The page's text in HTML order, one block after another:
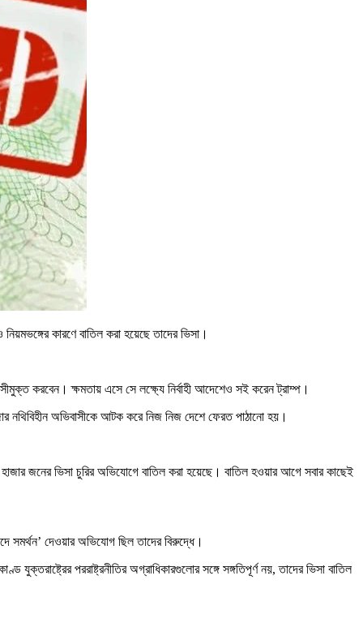
কারণে বাতিল করা হয়েছে তাদের ভিসা।
করবেন। ক্ষমতায় এসে সে লক্ষ্যে নির্বাহী আদেশেও সই করেন ট্রাম্প।
নথিবিহীন অভিবাসীকে আটক করে নিজ নিজ দেশে ফেরত পাঠানো হয়।
জনের ভিসা চুরির অভিযোগে বাতিল করা হয়েছে। বাতিল হওয়ার আগে সবার কাছেই
সমর্থন’ দেওয়ার অভিযোগ ছিল তাদের বিরুদ্ধে।
যুক্তরাষ্ট্রের পররাষ্ট্রনীতির অগ্রাধিকারগুলোর সঙ্গে সঙ্গতিপূর্ণ নয়, তাদের ভিসা বাতিল